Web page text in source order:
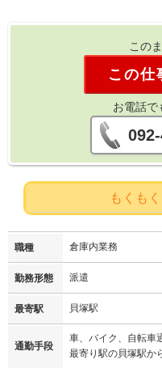
この
この仕
お電話で
もくも
職種 倉庫内業務
勤務形態 派遣
最寄駅 貝塚駅
通勤手段
車、バイク、自転車
最寄り駅の貝塚駅か